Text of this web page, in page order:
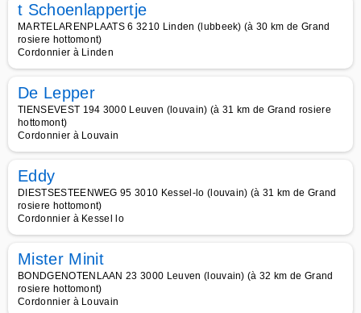
t Schoenlappertje
MARTELARENPLAATS 6 3210 Linden (lubbeek) (à 30 km de Grand
rosiere hottomont)
Cordonnier à Linden
De Lepper
TIENSEVEST 194 3000 Leuven (louvain) (à 31 km de Grand rosiere
hottomont)
Cordonnier à Louvain
Eddy
DIESTSESTEENWEG 95 3010 Kessel-lo (louvain) (à 31 km de Grand
rosiere hottomont)
Cordonnier à Kessel lo
Mister Minit
BONDGENOTENLAAN 23 3000 Leuven (louvain) (à 32 km de Grand
rosiere hottomont)
Cordonnier à Louvain